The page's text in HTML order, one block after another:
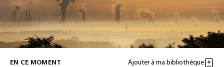
EN CE MOMENT Ajouter à ma bibliothèque